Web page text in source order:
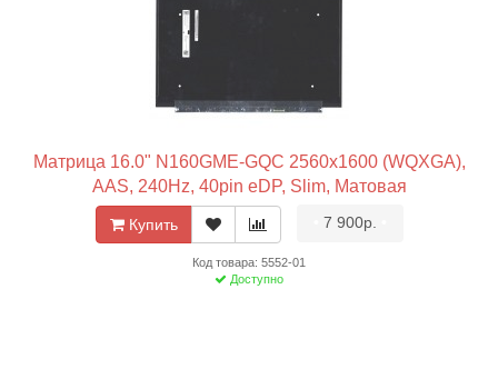
Матрица 16.0" N160GME-GQC 2560x1600 (WQXGA),
AAS, 240Hz, 40pin eDP, Slim, Матовая
Купить 7 900р.
Код товара: 5552-01
Доступно